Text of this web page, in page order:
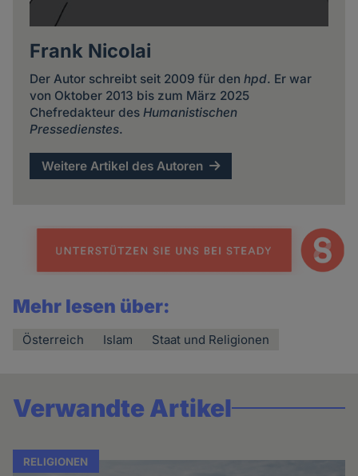
Frank Nicolai
Der Autor schreibt seit 2009 für den hpd. Er war
von Oktober 2013 bis zum März 2025
Chefredakteur des Humanistischen
Pressedienstes.
Weitere Artikel des Autoren
Mehr lesen über:
Österreich Islam Staat und Religionen
Verwandte Artikel
RELIGIONEN